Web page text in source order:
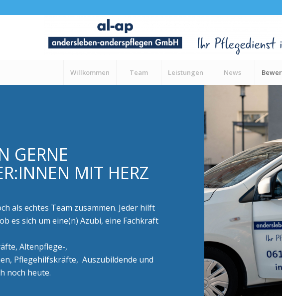
Willkommen Team Leistungen News
GERNE
MIT HERZ
als echtes Team zusammen. Jeder hilft
es sich um eine(n) Azubi, eine Fachkraft
Altenpflege-,
Pflegehilfskräfte, Auszubildende und
noch heute.